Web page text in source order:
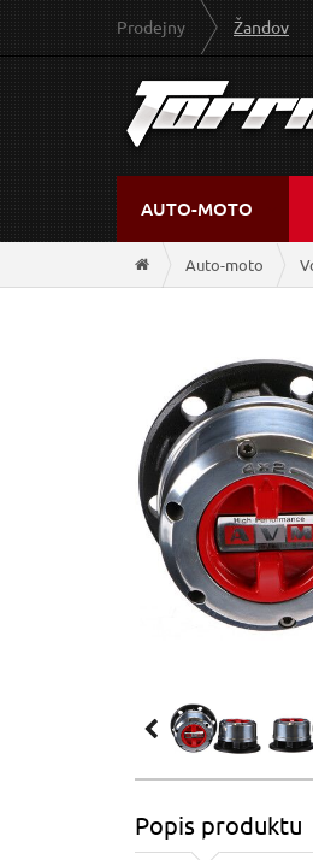
Prodejny Žandov
AUTO-MOTO
Auto-moto
Popis produktu